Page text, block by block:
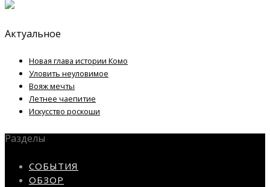
Актуальное
Новая глава истории Комо
Уловить неуловимое
Вояж мечты
Летнее чаепитие
Искусство роскоши
Разделы
СОБЫТИЯ
ОБЗОР